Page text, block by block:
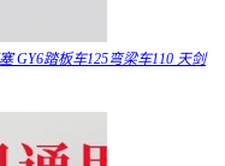
GY6踏板车125弯梁车110 天剑